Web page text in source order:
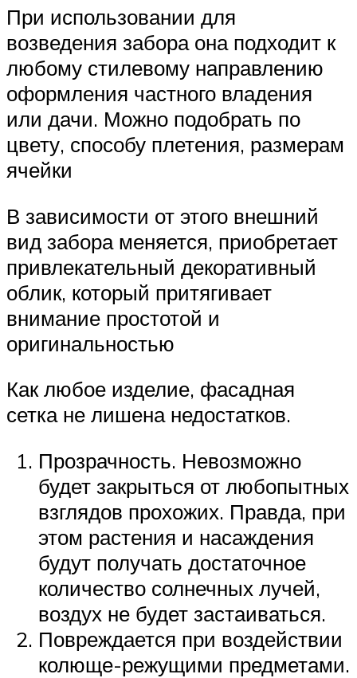
При использовании для
возведения забора она подходит к
любому стилевому направлению
оформления частного владения
или дачи. Можно подобрать по
цвету, способу плетения, размерам
ячейки
В зависимости от этого внешний
вид забора меняется, приобретает
привлекательный декоративный
облик, который притягивает
внимание простотой и
оригинальностью
Как любое изделие, фасадная
сетка не лишена недостатков.
Прозрачность. Невозможно
будет закрыться от любопытных
взглядов прохожих. Правда, при
этом растения и насаждения
будут получать достаточное
количество солнечных лучей,
воздух не будет застаиваться.
Повреждается при воздействии
колюще-режущими предметами.